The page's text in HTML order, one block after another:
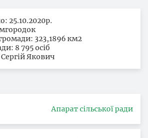
25.10.2020р.
323,1896 км2
8 795 осіб
Якович
Апарат сільської ради